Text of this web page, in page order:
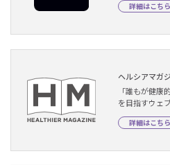
詳細はこちら
ヘルシアマガ
「誰もが健康
を目指すウェ
詳細はこちら